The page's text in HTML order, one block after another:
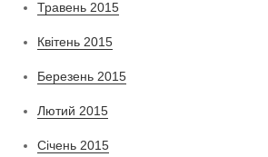
Травень 2015
Квітень 2015
Березень 2015
Лютий 2015
Січень 2015